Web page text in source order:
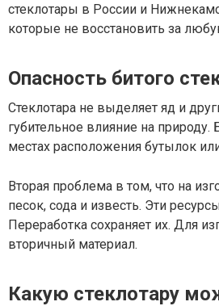
стеклотары в России и
которые не восстановить за
Опасность битого
Стеклотара не выделяет яд и
губительное влияние на
местах расположения бутылок
Вторая проблема в том, что на
песок, сода и известь. Эти
Переработка сохраняет их. Для
вторичный материал.
Какую стеклотару